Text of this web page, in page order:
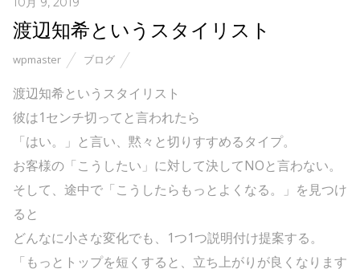
渡辺知希というスタイリスト
wpmaster ブログ
渡辺知希というスタイリスト
彼は1センチ切ってと言われたら
「はい。」と言い、黙々と切りすすめるタイプ。
お客様の「こうしたい」に対して決してNOと言わない。
そして、途中で「こうしたらもっとよくなる。」を見つけ
ると
どんなに小さな変化でも、1つ1つ説明付け提案する。
「もっとトップを短くすると、立ち上がりが良くなります